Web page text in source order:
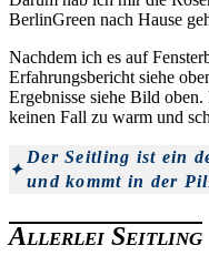
BerlinGreen nach Hause
Nachdem ich es auf
Erfahrungsbericht siehe
Ergebnisse siehe Bild
keinen Fall zu warm und
Der Seitling ist ein
und kommt in der
Allerlei Seitling